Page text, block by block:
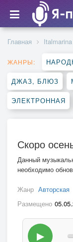
Главная
ЖАНРЫ:
ДЖАЗ, БЛЮЗ
ЭЛЕКТРОННАЯ
Скоро
Данный
необходимо
Жанр Авторская
Размещено
▶